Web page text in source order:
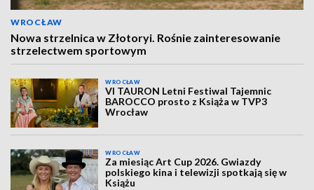
WROCŁAW
Nowa strzelnica w Złotoryi. Rośnie zainteresowanie
strzelectwem sportowym
WROCŁAW
VI TAURON Letni Festiwal Tajemnic
BAROCCO prosto z Książa w TVP3
Wrocław
WROCŁAW
Za miesiąc Art Cup 2026. Gwiazdy
polskiego kina i telewizji spotkają się w
Książu